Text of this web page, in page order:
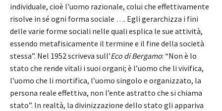
individuale, cioè l’uomo razionale, colui che effettivamente
risolve in sé ogni forma sociale …. Egli gerarchizza i fini
delle varie forme sociali nelle quali esplica le sue attività,
essendo metafisicamente il termine e il fine della società
stessa”. Nel 1952 scriveva sull’Eco di Bergamo: “Non è lo
stato che rende vitali i suoi organi; è l’uomo che li vivifica,
l’uomo che li mortifica, l’uomo singolo e organizzato, la
persona reale effettiva, non l’ente astratto che si chiama
stato”. In realtà, la divinizzazione dello stato gli appariva